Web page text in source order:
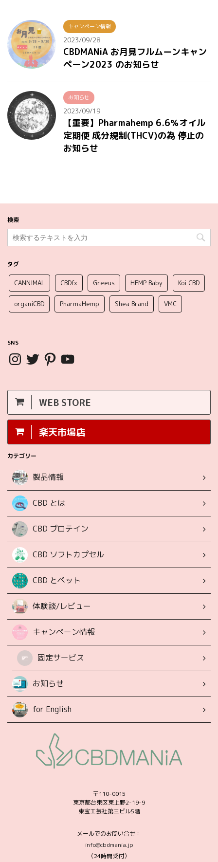
キャンペーン情報
2023/09/28
CBDMANiA お月見フルムーンキャン
ペーン2023 のお知らせ
お知らせ
2023/09/19
【重要】Pharmahemp 6.6％オイル
定期便 成分規制(THCV)の為 停止の
お知らせ
検索
タグ
CANNIMAL CBDfx Greeus HEMP Baby Koi CBD
organiCBD PharmaHemp Shea Brand VMC
SNS
WEB STORE
楽天市場店
カテゴリー
製品情報
CBD とは
CBD プロテイン
CBD ソフトカプセル
CBD とペット
体験談/レビュー
キャンペーン情報
固定サービス
お知らせ
for English
〒110-0015
東京都台東区東上野2-19-9
東宝工芸社第三ビル5階
メールでのお問い合せ：
info@cbdmania.jp
（24時間受付）